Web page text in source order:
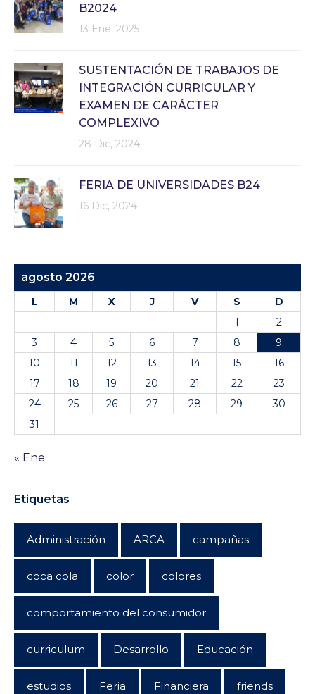
B2024
13 Ene, 2025
SUSTENTACIÓN DE TRABAJOS DE
INTEGRACIÓN CURRICULAR Y
EXAMEN DE CARÁCTER
COMPLEXIVO
28 Dic, 2024
FERIA DE UNIVERSIDADES B24
16 Dic, 2024
agosto 2026
L M X J V S
D
1
2
3
4 5 6 7 8
9
10
11 12 13 14 15
16
17
18 19 20 21 22
23
24
25 26 27 28 29
30
31
« Ene
Etiquetas
Administración ARCA campañas
coca cola color colores
comportamiento del consumidor
curriculum Desarrollo Educación
estudios Feria Financiera friends